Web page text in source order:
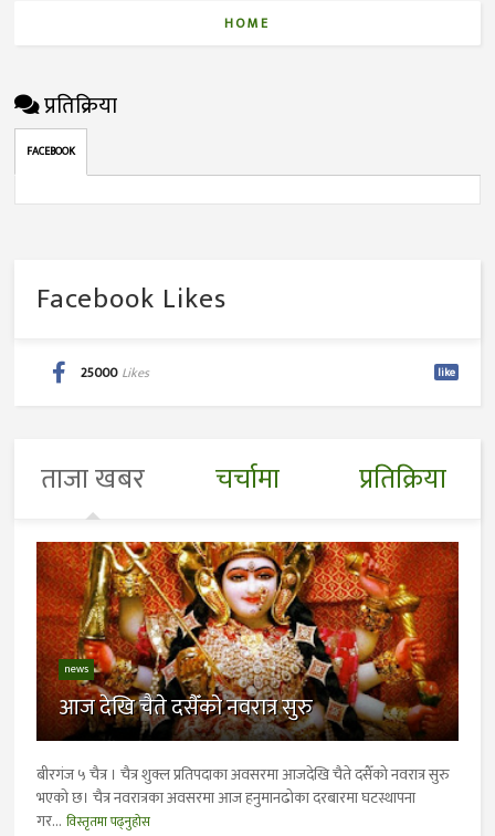
HOME
प्रतिक्रिया
FACEBOOK
Facebook Likes
25000 Likes like
ताजा खबर चर्चामा प्रतिक्रिया
news
आज देखि चैते दसैँको नवरात्र सुरु
बीरगंज ५ चैत्र । चैत्र शुक्ल प्रतिपदाका अवसरमा आजदेखि चैते दसैँको नवरात्र सुरु
भएकाे छ। चैत्र नवरात्रका अवसरमा आज हनुमानढोका दरबारमा घटस्थापना
गर... विस्तृतमा पढ्नुहोस